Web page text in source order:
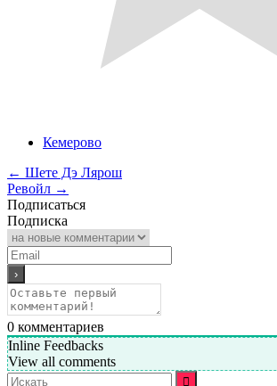
Кемерово
← Шете Дэ Лярош
Ревойл →
Подписаться
Подписка
0 комментариев
Inline Feedbacks
View all comments
Искать: